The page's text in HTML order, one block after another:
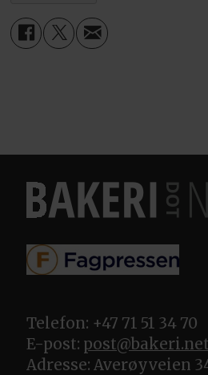
Telefon: +47 71 51 34 70
E-post: post@bakeri.net
Adresse: Averøyveien